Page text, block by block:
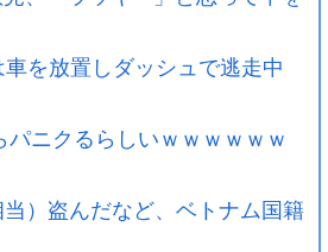
を放置しダッシュで逃走中
パニクるらしいｗｗｗｗｗｗ
）盗んだなど、ベトナム国籍